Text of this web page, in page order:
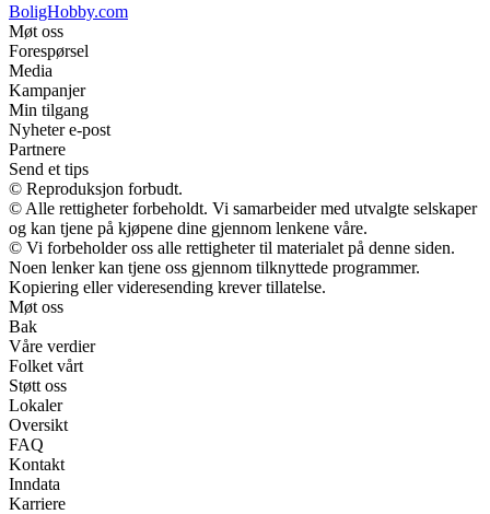
BoligHobby.com
Møt oss
Forespørsel
Media
Kampanjer
Min tilgang
Nyheter e-post
Partnere
Send et tips
© Reproduksjon forbudt.
© Alle rettigheter forbeholdt. Vi samarbeider med utvalgte selskaper
og kan tjene på kjøpene dine gjennom lenkene våre.
© Vi forbeholder oss alle rettigheter til materialet på denne siden.
Noen lenker kan tjene oss gjennom tilknyttede programmer.
Kopiering eller videresending krever tillatelse.
Møt oss
Bak
Våre verdier
Folket vårt
Støtt oss
Lokaler
Oversikt
FAQ
Kontakt
Inndata
Karriere